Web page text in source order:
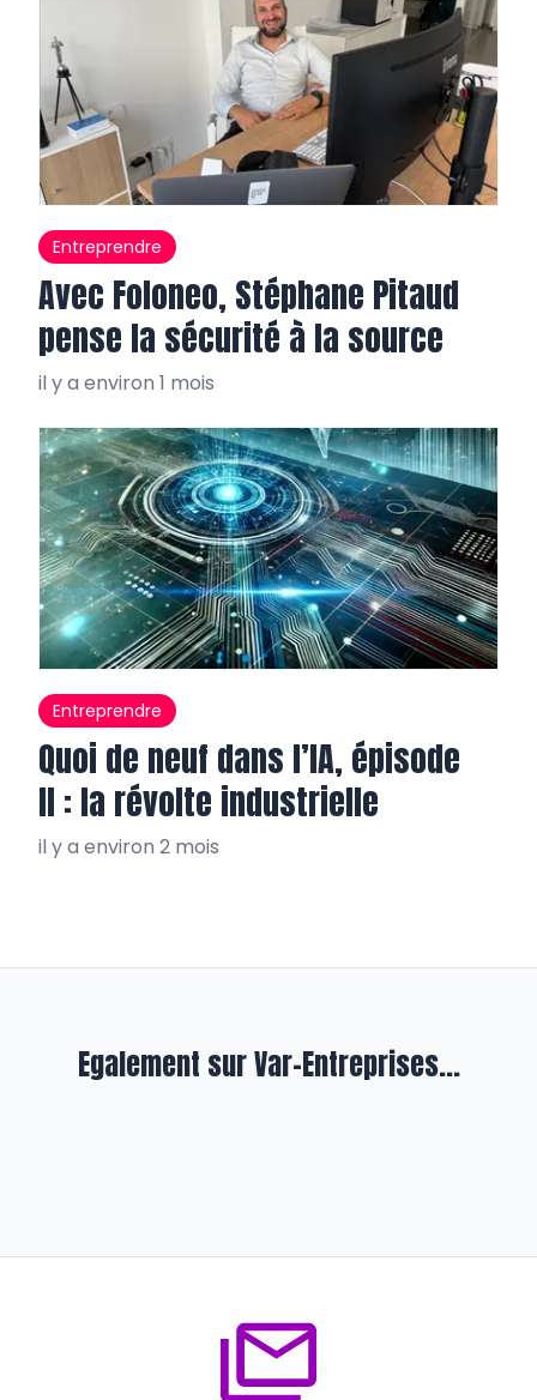
Entreprendre
Avec Foloneo, Stéphane Pitaud
pense la sécurité à la source
il y a environ 1 mois
Entreprendre
Quoi de neuf dans l’IA, épisode
II : la révolte industrielle
il y a environ 2 mois
Egalement sur Var-Entreprises...